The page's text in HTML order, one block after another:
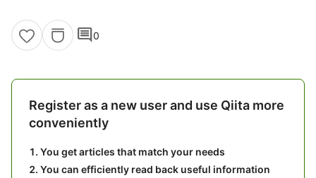
comment0
Register as a new user and use Qiita more
conveniently
You get articles that match your needs
You can efficiently read back useful information